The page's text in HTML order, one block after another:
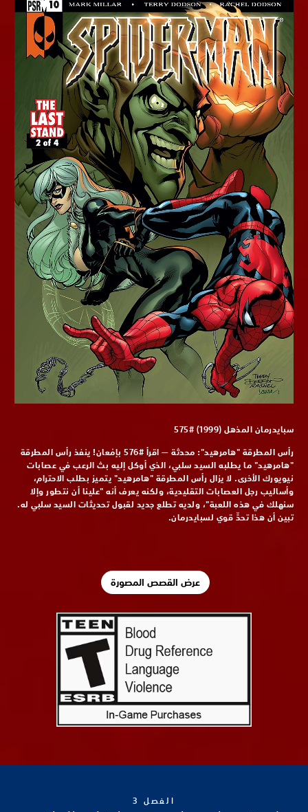
سبايدرمان المذهل (1999) #575
رأس المطرقة "هامرهيد": محدثة — اقرأ #576 بإمْعان! ينفذ رأس المطرقة
"هامرهيد" ما يطلبه السيد سلبي، الذي أوكل إليه بث الرعب في عصابات
نيويورك الأخرى. لا يزال رأس المطرقة "هامرهيد" يتميز بطلب الاحترام،
وأساليب رجل العصابات التقليدية، ولكنه يعرف أنه "علينا أن نتطور وإلا
سنهلك في هذه اللعبة"، ولديه تطلع جديد لقبول تحديثات السيد سلبي له.
تبين أن هذا تحدٍّ قوي لسبايدرمان.
عرض القصص المصورة
الفصل 3